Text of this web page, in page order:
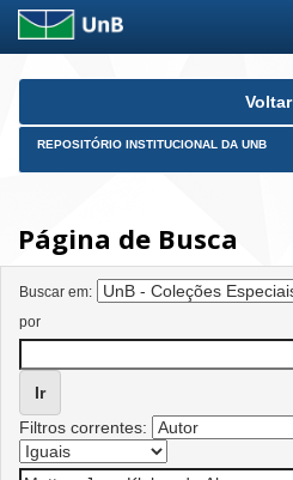
Skip
Voltar
REPOSITÓRIO INSTITUCIONAL DA UNB
Página de Busca
Buscar em:
por
Filtros correntes: